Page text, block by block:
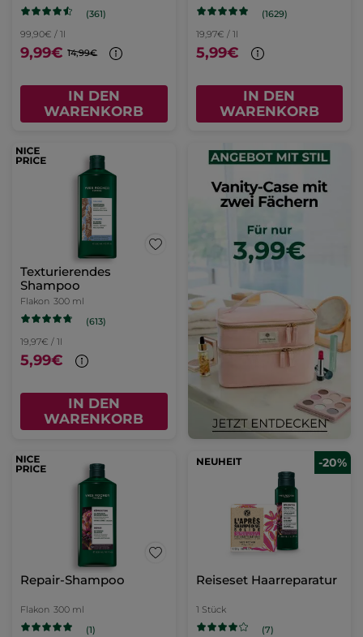
(361)
99,90€ / 1l
9,99€ 14,99€
IN DEN
WARENKORB
(1629)
19,97€ / 1l
5,99€
IN DEN
WARENKORB
Texturierendes
Shampoo
Flakon 300 ml
(613)
19,97€ / 1l
5,99€
IN DEN
WARENKORB
Repair-Shampoo
Flakon 300 ml
(1)
NEUHEIT -20%
Reiseset Haarreparatur
1 Stück
(7)